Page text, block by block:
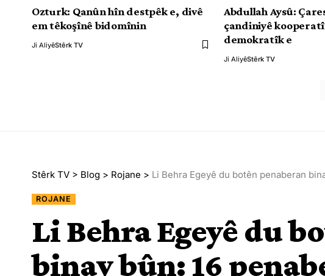
Ozturk: Qanûn hîn destpêk e, divê
em têkoşînê bidomînin
Ji AliyêStêrk TV
Abdullah Aysû:
çandiniyê
demokratîk e
Ji AliyêStêrk TV
Stêrk TV > Blog > Rojane > Li Behra Egeyê du botên penaberan
ROJANE
Li Behra Egeyê du
binav bûn: 16